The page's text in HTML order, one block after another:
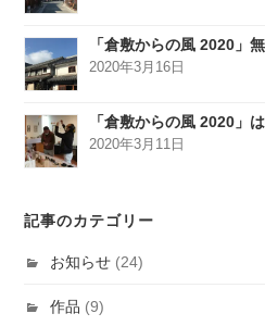
「倉敷からの風 2020」
2020年3月16日
「倉敷からの風 2020」
2020年3月11日
記事のカテゴリー
お知らせ (24)
作品 (9)